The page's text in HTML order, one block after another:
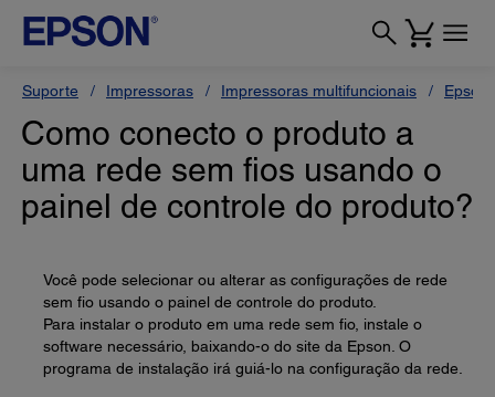
Suporte Impressoras Impressoras multifuncionais Epson
Como conecto o produto a
uma rede sem fios usando o
painel de controle do produto?
Você pode selecionar ou alterar as configurações de rede
sem fio usando o painel de controle do produto.
Para instalar o produto em uma rede sem fio, instale o
software necessário, baixando-o do site da Epson. O
programa de instalação irá guiá-lo na configuração da rede.